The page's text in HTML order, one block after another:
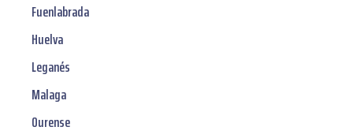
Fuenlabrada
Huelva
Leganés
Malaga
Ourense